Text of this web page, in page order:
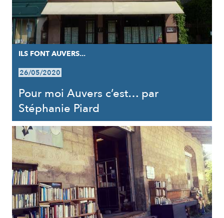
ILS FONT AUVERS...
26/05/2020
Pour moi Auvers c’est… par
Stéphanie Piard